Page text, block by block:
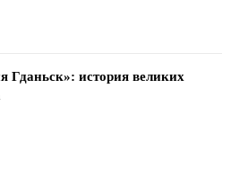
Гданьск»: история великих